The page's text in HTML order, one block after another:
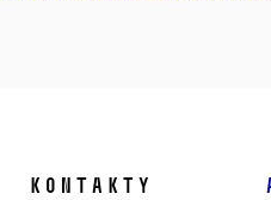
Kontakty